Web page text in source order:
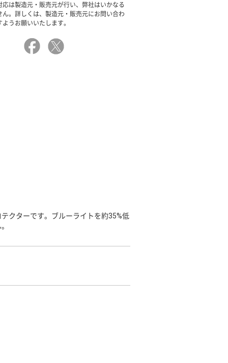
応は製造元・販売元が行い、弊社はいかなる
ん。詳しくは、製造元・販売元にお問い合わ
うお願いいたします。
クターです。ブルーライトを約35%低